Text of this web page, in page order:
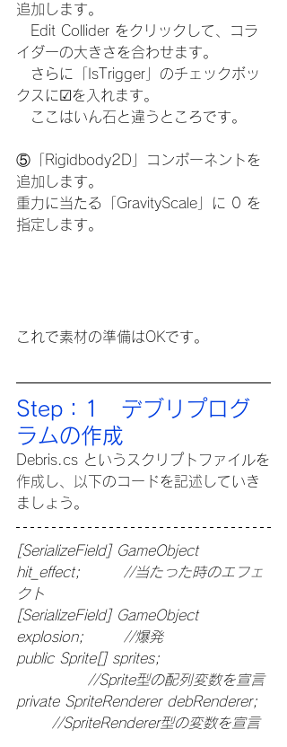
追加します。
Edit Collider をクリックして、コラ
イダーの大きさを合わせます。
さらに「IsTrigger」のチェックボッ
クスに☑を入れます。
ここはいん石と違うところです。
⑤「Rigidbody2D」コンポーネントを
追加します。
重力に当たる「GravityScale」に 0 を
指定します。
これで素材の準備はOKです。
Step：1　デブリプログ
ラムの作成
Debris.cs というスクリプトファイルを
作成し、以下のコードを記述していき
ましょう。
[SerializeField] GameObject
hit_effect;		//当たった時のエフェ
クト
[SerializeField] GameObject
explosion;		//爆発
public Sprite[] sprites;
		//Sprite型の配列変数を宣言
private SpriteRenderer debRenderer;
	//SpriteRenderer型の変数を宣言